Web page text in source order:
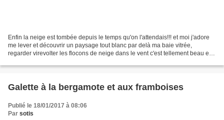
Enfin la neige est tombée depuis le temps qu'on l'attendais!!! et moi j'adore
me lever et découvrir un paysage tout blanc par delà ma baie vitrée,
regarder virevolter les flocons de neige dans le vent c'est tellement beau et
Galette à la bergamote et aux framboises
Publié le 18/01/2017 à 08:06
Par sotis